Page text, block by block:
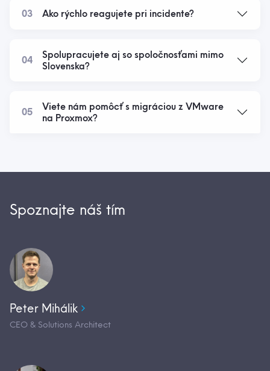
03 Ako rýchlo reagujete pri incidente?
04
Spolupracujete aj so spoločnosťami mimo
Slovenska?
05
Viete nám pomôcť s migráciou z VMware
na Proxmox?
Spoznajte náš tím
Peter Mihálik
CEO & Solutions Architect